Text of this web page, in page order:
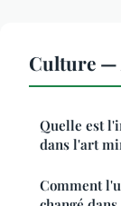
Culture —
Quelle est
dans l'art
Comment